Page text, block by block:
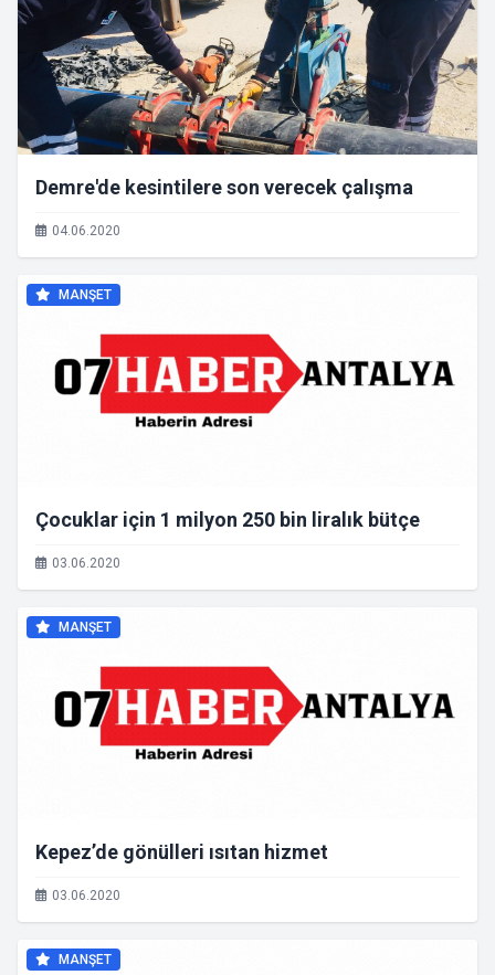
Demre'de kesintilere son verecek çalışma
04.06.2020
MANŞET
Çocuklar için 1 milyon 250 bin liralık bütçe
03.06.2020
MANŞET
Kepez’de gönülleri ısıtan hizmet
03.06.2020
MANŞET